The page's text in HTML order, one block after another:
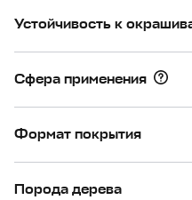
Устойчивость к
Сфера применения
Формат покрытия
Порода дерева